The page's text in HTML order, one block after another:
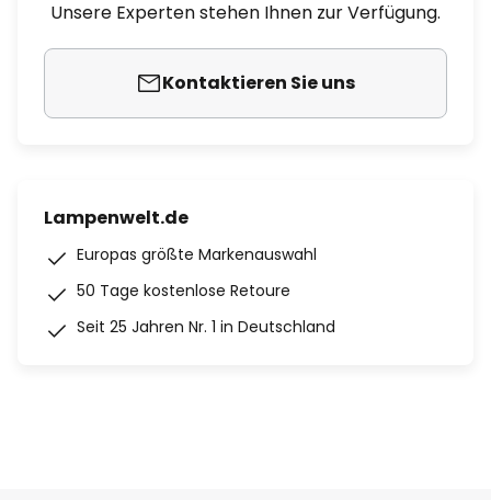
Unsere Experten stehen Ihnen zur Verfügung.
Kontaktieren Sie uns
Lampenwelt.de
Europas größte Markenauswahl
50 Tage kostenlose Retoure
Seit 25 Jahren Nr. 1 in Deutschland